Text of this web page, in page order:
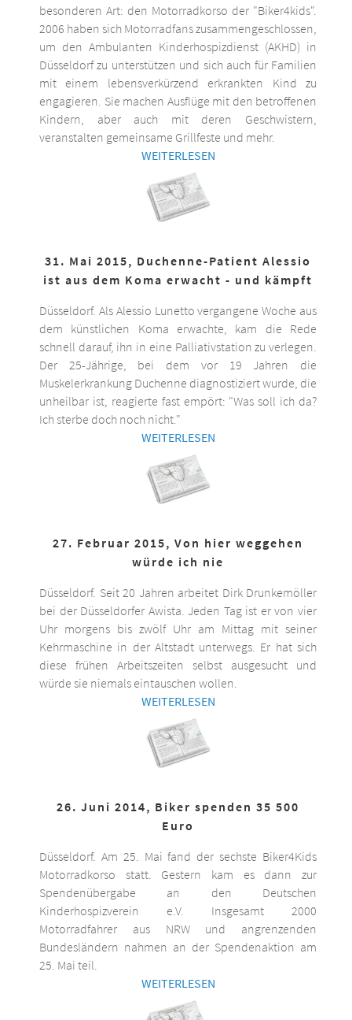
besonderen Art: den Motorradkorso der "Biker4kids".
2006 haben sich Motorradfans zusammengeschlossen,
um den Ambulanten Kinderhospizdienst (AKHD) in
Düsseldorf zu unterstützen und sich auch für Familien
mit einem lebensverkürzend erkrankten Kind zu
engagieren. Sie machen Ausflüge mit den betroffenen
Kindern, aber auch mit deren Geschwistern,
veranstalten gemeinsame Grillfeste und mehr.
WEITERLESEN
31. Mai 2015, Duchenne-Patient Alessio
ist aus dem Koma erwacht - und kämpft
Düsseldorf. Als Alessio Lunetto vergangene Woche aus
dem künstlichen Koma erwachte, kam die Rede
schnell darauf, ihn in eine Palliativstation zu verlegen.
Der 25-Jährige, bei dem vor 19 Jahren die
Muskelerkrankung Duchenne diagnostiziert wurde, die
unheilbar ist, reagierte fast empört: "Was soll ich da?
Ich sterbe doch noch nicht."
WEITERLESEN
27. Februar 2015, Von hier weggehen
würde ich nie
Düsseldorf. Seit 20 Jahren arbeitet Dirk Drunkemöller
bei der Düsseldorfer Awista. Jeden Tag ist er von vier
Uhr morgens bis zwölf Uhr am Mittag mit seiner
Kehrmaschine in der Altstadt unterwegs. Er hat sich
diese frühen Arbeitszeiten selbst ausgesucht und
würde sie niemals eintauschen wollen.
WEITERLESEN
26. Juni 2014, Biker spenden 35 500
Euro
Düsseldorf. Am 25. Mai fand der sechste Biker4Kids
Motorradkorso statt. Gestern kam es dann zur
Spendenübergabe an den Deutschen
Kinderhospizverein e.V. Insgesamt 2000
Motorradfahrer aus NRW und angrenzenden
Bundesländern nahmen an der Spendenaktion am
25. Mai teil.
WEITERLESEN